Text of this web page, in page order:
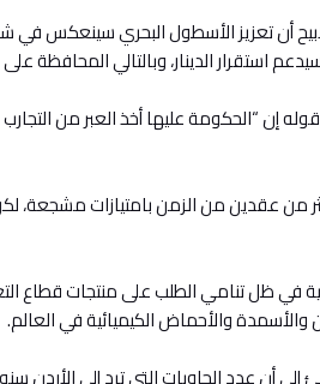
أن تعزيز الأسطول البحري سينعكس في
استقرار الدينار، وبالتالي المحافظة
قوله إن “الحكومة عليها أخذ العبر من
من عقدين من الزمن بامتيازات مشجعة،
في ظل تنامي الطلب على منتجات قطاع
والأحماض الكيميائية في العالم.